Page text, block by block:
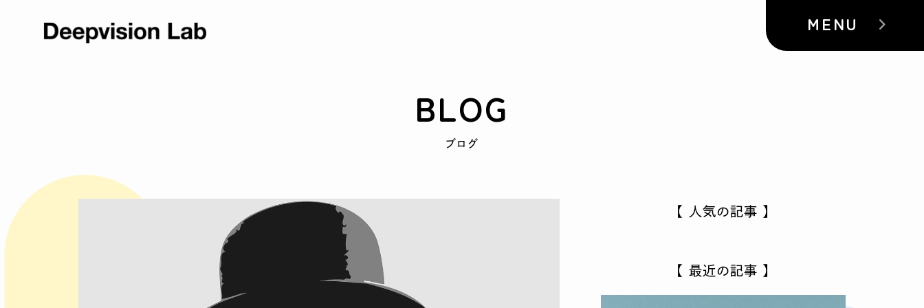
MENU
BLOG
ブログ
【 人気の記事 】
【 最近の記事 】